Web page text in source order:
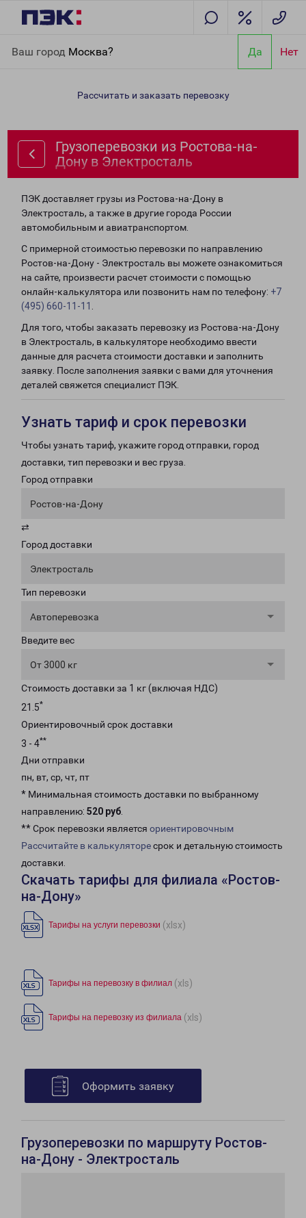
Ваш город Москва? Да Нет
Электросталь
Рассчитать и заказать перевозку
Грузоперевозки из Ростова-на-
Дону в Электросталь
ПЭК доставляет грузы из Ростова-на-Дону в
Электросталь, а также в другие города России
автомобильным и авиатранспортом.
С примерной стоимостью перевозки по направлению
Ростов-на-Дону - Электросталь вы можете ознакомиться
на сайте, произвести расчет стоимости с помощью
онлайн-калькулятора или позвонить нам по телефону: +7
(495) 660-11-11
Для того, чтобы заказать перевозку из Ростова-на-Дону
в Электросталь, в калькуляторе необходимо ввести
данные для расчета стоимости доставки и заполнить
заявку. После заполнения заявки с вами для уточнения
деталей свяжется специалист ПЭК.
Узнать тариф и срок перевозки
Чтобы узнать тариф, укажите город отправки, город
доставки, тип перевозки и вес груза.
Город отправки
Ростов-на-Дону
⇄
Город доставки
Электросталь
Тип перевозки
Автоперевозка
Введите вес
От 3000 кг
Стоимость доставки за 1 кг (включая НДС)
21.5*
Ориентировочный срок доставки
3 - 4**
Дни отправки
пн, вт, ср, чт, пт
* Минимальная стоимость доставки по выбранному
направлению: 520 руб.
** Срок перевозки является ориентировочным
Рассчитайте в калькуляторесрок и детальную стоимость
доставки.
Скачать тарифы для филиала «Ростов-
на-Дону»
Тарифы на услуги перевозки (xlsx)
Тарифы на перевозку в филиал (xls)
Тарифы на перевозку из филиала (xls)
Оформить заявку
Грузоперевозки по маршруту Ростов-
на-Дону - Электросталь